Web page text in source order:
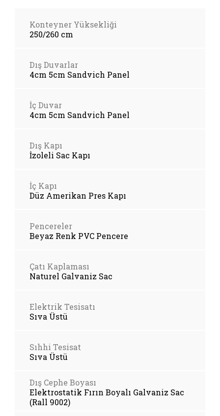
Konteyner Yüksekliği
250/260 cm
Dış Duvarlar
4cm 5cm Sandvich Panel
İç Duvar
4cm 5cm Sandvich Panel
Dış Kapı
İzoleli Sac Kapı
İç Kapı
Düz Amerikan Pres Kapı
Pencereler
Beyaz Renk PVC Pencere
Çatı Kaplaması
Naturel Galvaniz Sac
Elektrik Tesisatı
Sıva Üstü
Sıhhi Tesisat
Sıva Üstü
Dış Cephe Boyası
Elektrostatik Fırın Boyalı Galvaniz Sac
(Rall 9002)